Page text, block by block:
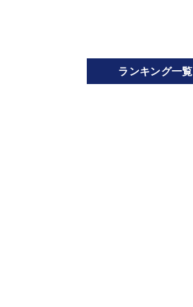
ランキング一覧